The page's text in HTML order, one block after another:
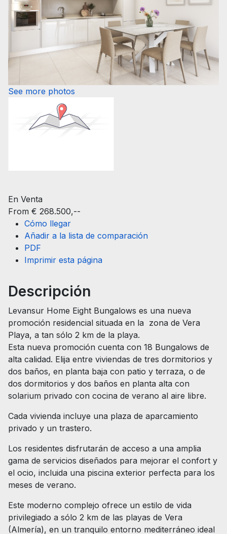
See more photos
En Venta
From € 268.500,--
Cómo llegar
Añadir a la lista de comparación
PDF
Imprimir esta página
Descripción
Levansur Home Eight Bungalows es una nueva
promoción residencial situada en la zona de Vera
Playa, a tan sólo 2 km de la playa.
Esta nueva promoción cuenta con 18 Bungalows de
alta calidad. Elija entre viviendas de tres dormitorios y
dos baños, en planta baja con patio y terraza, o de
dos dormitorios y dos baños en planta alta con
solarium privado con cocina de verano al aire libre.
Cada vivienda incluye una plaza de aparcamiento
privado y un trastero.
Los residentes disfrutarán de acceso a una amplia
gama de servicios diseñados para mejorar el confort y
el ocio, incluida una piscina exterior perfecta para los
meses de verano.
Este moderno complejo ofrece un estilo de vida
privilegiado a sólo 2 km de las playas de Vera
(Almería), en un tranquilo entorno mediterráneo ideal